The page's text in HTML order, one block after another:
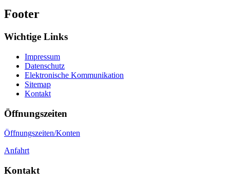
Footer
Wichtige Links
Impressum
Datenschutz
Elektronische Kommunikation
Sitemap
Kontakt
Öffnungszeiten
Öffnungszeiten/Konten
Anfahrt
Kontakt